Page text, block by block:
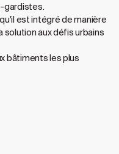
gardistes.
est intégré de manière
aux défis urbains
bâtiments les plus